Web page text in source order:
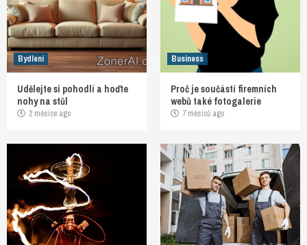
Bydlení
Udělejte si pohodlí a hoďte
nohy na stůl
2 měsíce ago
Business
Proč je součástí firemních
webů také fotogalerie
7 měsíců ago